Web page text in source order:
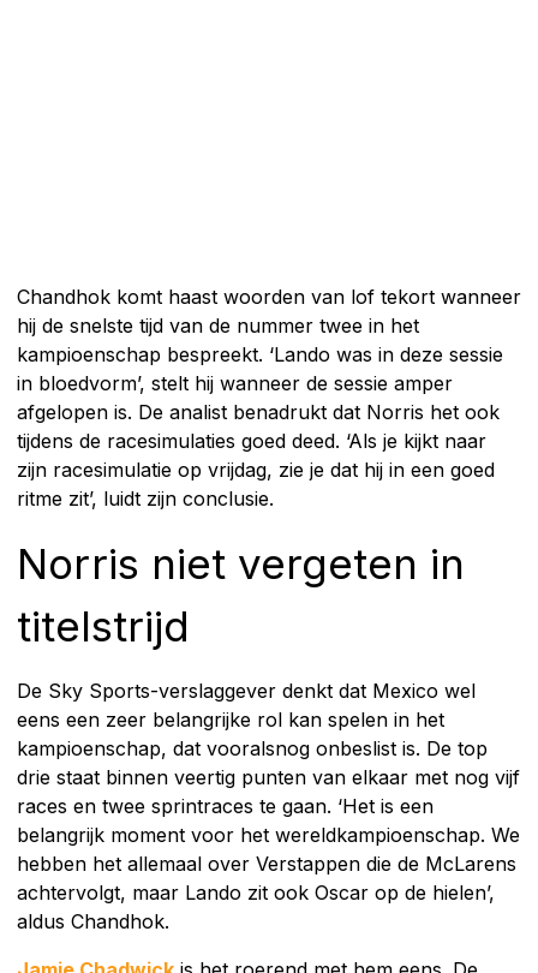
Chandhok komt haast woorden van lof tekort wanneer
hij de snelste tijd van de nummer twee in het
kampioenschap bespreekt. ‘Lando was in deze sessie
in bloedvorm’, stelt hij wanneer de sessie amper
afgelopen is. De analist benadrukt dat Norris het ook
tijdens de racesimulaties goed deed. ‘Als je kijkt naar
zijn racesimulatie op vrijdag, zie je dat hij in een goed
ritme zit’, luidt zijn conclusie.
Norris niet vergeten in
titelstrijd
De Sky Sports-verslaggever denkt dat Mexico wel
eens een zeer belangrijke rol kan spelen in het
kampioenschap, dat vooralsnog onbeslist is. De top
drie staat binnen veertig punten van elkaar met nog vijf
races en twee sprintraces te gaan. ‘Het is een
belangrijk moment voor het wereldkampioenschap. We
hebben het allemaal over Verstappen die de McLarens
achtervolgt, maar Lando zit ook Oscar op de hielen’,
aldus Chandhok.